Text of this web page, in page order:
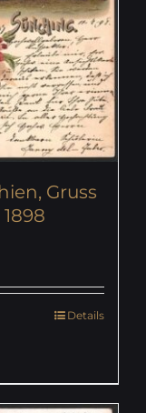
Gruss
Details